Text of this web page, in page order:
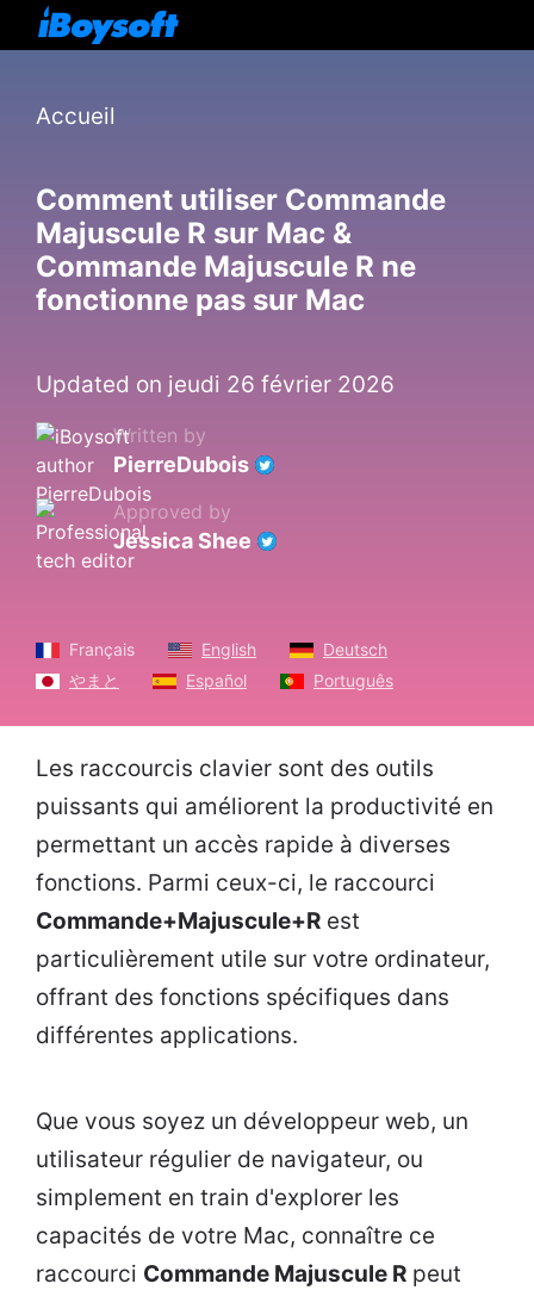
Accueil
Comment utiliser Commande
Majuscule R sur Mac &
Commande Majuscule R ne
fonctionne pas sur Mac
Updated on jeudi 26 février 2026
Written by
PierreDubois
Approved by
Jessica Shee
Français English
Deutsch
やまと
Español Português
Les raccourcis clavier sont des outils
puissants qui améliorent la productivité en
permettant un accès rapide à diverses
fonctions. Parmi ceux-ci, le raccourci
Commande+Majuscule+R est
particulièrement utile sur votre ordinateur,
offrant des fonctions spécifiques dans
différentes applications.
Que vous soyez un développeur web, un
utilisateur régulier de navigateur, ou
simplement en train d'explorer les
capacités de votre Mac, connaître ce
raccourci Commande Majuscule R peut